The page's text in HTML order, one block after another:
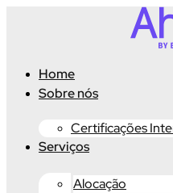
conteúdoHome
Sobre nós
Certificações
Serviços
Alocação